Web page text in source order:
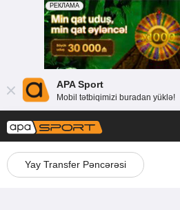
APA Sport
Mobil tətbiqimizi buradan yüklə!
Yay Transfer Pəncərəsi